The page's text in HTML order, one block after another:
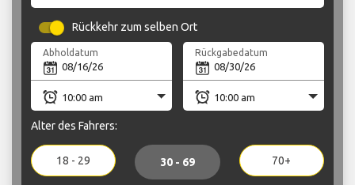
Rückkehr zum selben Ort
Abholdatum Rückgabedatum
Alter des Fahrers:
18 - 29 30 - 69 70+